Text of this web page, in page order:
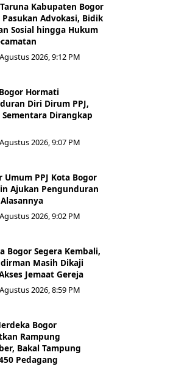
Kabupaten Bogor
Pasukan Advokasi, Bidik
Sosial hingga Hukum
2026, 9:12 PM
Hormati
Diri Dirum PPJ,
Sementara Dirangkap
2026, 9:07 PM
Umum PPJ Kota Bogor
Ajukan Pengunduran
2026, 9:02 PM
Bogor Segera Kembali,
Masih Dikaji
Jemaat Gereja
2026, 8:59 PM
Bogor
Rampung
Bakal Tampung
Pedagang